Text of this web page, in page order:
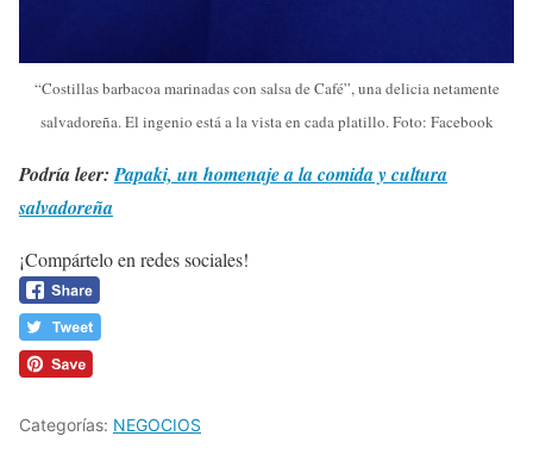
“Costillas barbacoa marinadas con salsa de Café”, una delicia netamente
salvadoreña. El ingenio está a la vista en cada platillo. Foto: Facebook
Podría leer:Papaki, un homenaje a la comida y cultura
salvadoreña
¡Compártelo en redes sociales!
Categorías: NEGOCIOS